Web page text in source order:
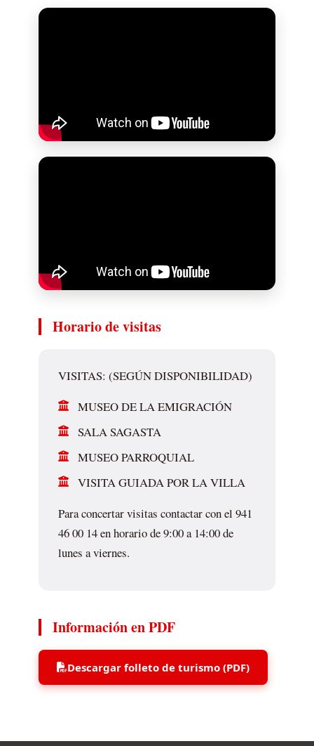
Horario de visitas
VISITAS: (SEGÚN DISPONIBILIDAD)
MUSEO DE LA EMIGRACIÓN
SALA SAGASTA
MUSEO PARROQUIAL
VISITA GUIADA POR LA VILLA
Para concertar visitas contactar con el 941
46 00 14 en horario de 9:00 a 14:00 de
lunes a viernes.
Información en PDF
Descargar folleto de turismo (PDF)